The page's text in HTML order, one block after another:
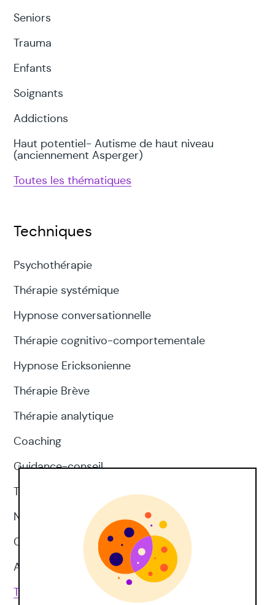
Seniors
Trauma
Enfants
Soignants
Addictions
Haut potentiel- Autisme de haut niveau
(anciennement Asperger)
Toutes les thématiques
Techniques
Psychothérapie
Thérapie systémique
Hypnose conversationnelle
Thérapie cognitivo-comportementale
Hypnose Ericksonienne
Thérapie Brève
Thérapie analytique
Coaching
Guidance-conseil
Thérapie d'acceptation et d'engagement
Neuropsychologie
CNV
Approches corporelles
Toutes les techniques